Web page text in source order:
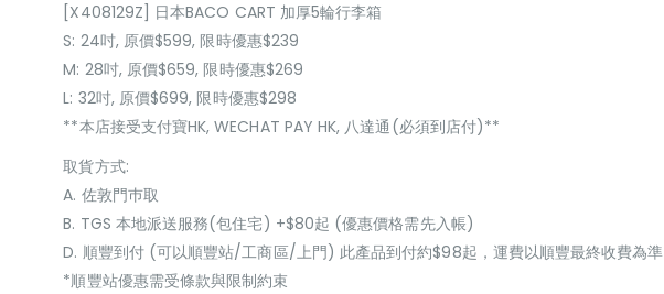
[X408129Z] 日本BACO CART 加厚5輪行李箱
S: 24吋, 原價$599, 限時優惠$239
M: 28吋, 原價$659, 限時優惠$269
L: 32吋, 原價$699, 限時優惠$298
**本店接受支付寶HK, WECHAT PAY HK, 八達通(必須到店付)**
取貨方式:
A. 佐敦門巿取
B. TGS 本地派送服務(包住宅) +$80起 (優惠價格需先入帳)
D. 順豐到付 (可以順豐站/工商區/上門) 此產品到付約$98起，運費以順豐最終收費為準
*順豐站優惠需受條款與限制約束